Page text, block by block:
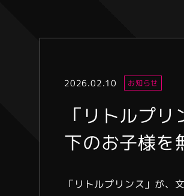
2026.02.10 お知らせ
「リトルプ
下のお子様を
「リトルプリンス」が、